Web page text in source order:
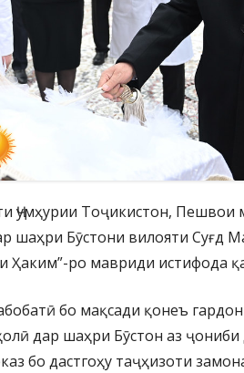
Ҷумҳурии Тоҷикистон, Пешвои
шаҳри Бӯстони вилояти Суғд
Ҳаким”-ро мавриди истифода
бо мақсади қонеъ
дар шаҳри Бӯстон аз
бо дастгоҳу таҷҳизоти